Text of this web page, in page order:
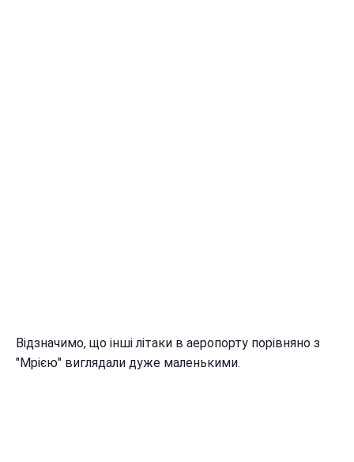
Відзначимо, що інші літаки в аеропорту порівняно з
"Мрією" виглядали дуже маленькими.